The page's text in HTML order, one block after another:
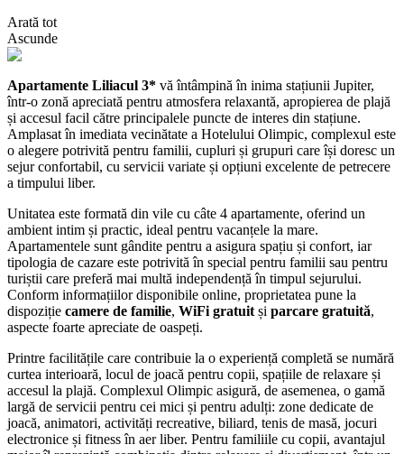
Arată tot
Ascunde
Apartamente Liliacul 3* vă întâmpină în inima stațiunii Jupiter,
într-o zonă apreciată pentru atmosfera relaxantă, apropierea de plajă
și accesul facil către principalele puncte de interes din stațiune.
Amplasat în imediata vecinătate a Hotelului Olimpic, complexul este
o alegere potrivită pentru familii, cupluri și grupuri care își doresc un
sejur confortabil, cu servicii variate și opțiuni excelente de petrecere
a timpului liber.
Unitatea este formată din vile cu câte 4 apartamente, oferind un
ambient intim și practic, ideal pentru vacanțele la mare.
Apartamentele sunt gândite pentru a asigura spațiu și confort, iar
tipologia de cazare este potrivită în special pentru familii sau pentru
turiștii care preferă mai multă independență în timpul sejurului.
Conform informațiilor disponibile online, proprietatea pune la
dispoziție camere de familie, WiFi gratuit și parcare gratuită,
aspecte foarte apreciate de oaspeți.
Printre facilitățile care contribuie la o experiență completă se numără
curtea interioară, locul de joacă pentru copii, spațiile de relaxare și
accesul la plajă. Complexul Olimpic asigură, de asemenea, o gamă
largă de servicii pentru cei mici și pentru adulți: zone dedicate de
joacă, animatori, activități recreative, biliard, tenis de masă, jocuri
electronice și fitness în aer liber. Pentru familiile cu copii, avantajul